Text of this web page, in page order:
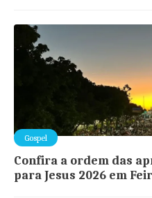
Gospel
Confira a ordem das
para Jesus 2026 em